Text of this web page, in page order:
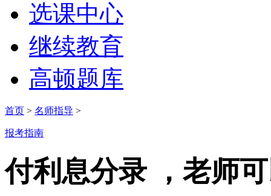
选课中心
继续教育
高顿题库
首页 > 名师指导 >
报考指南
付利息分录 ，老师